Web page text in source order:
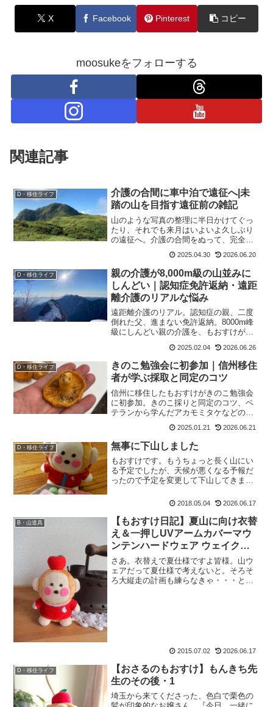
X Facebook Pinterest コピー
moosukeをフォローする
関連記事
D・移住ライフ
介護の合間に車中泊で遠征へ|未
踏の山を目指す遠征前の雑記
山のような写真の整理に半日かけてぐっ
たり、それでも来月はいよいよ久しぶり
の遠征へ。介護の合間をぬって、完全車
目指します。遠征前のワクワクと、新し
い山道具Trytrailのデビュー予告を綴る雑
記です。
2025.04.30 2026.06.20
D・移住ライフ
親の介護が8,000m級の山並みに
しんどい｜認知症免許返納・遠距
離介護のリアルな悩み
遠距離介護のリアル。認知症の親、二度
倒れた父、進まない免許返納。8000m峰
級にしんどい親の介護を、もおすけが手
悩みを持つ方へ。 2025.02.04 2026.06.26
D・移住ライフ
きのこ勉強会に初参加｜信州移住
者が学ぶ採取と同定のコツ
信州に移住したもおすけがきのこ勉強会
に初参加。きのこ採りと同定のコツ、ベ
テランから学んだアカモミタケなどの見
者目線でレポートします。
2025.01.21 2026.06.21
D・移住ライフ 無事に下山しました
もおすけです。もうちょっと長く山にい
る予定でしたが、天候が悪くなる予報だ
ったので予定を変更して下山してきまし
さでした。しんどかったー。で、明日も
う寝ます。もやすみー。
2018.05.04 2026.06.17
B・山道具
【もおすけ日記】夏山に向け衣替
え＆一押しUVアームカバーマウ
ンテンハードウェア ウェイクー
ルアームズ
さあ。衣替えで夏仕様ですよ皆様。山ウ
ェアだって夏仕様で考えないと。そろそ
ろ大縦走の計画も練らなきゃ・・・と思
2015.07.02 2026.06.17
D・移住ライフ
【おさるのもおすけ】もんきち先
生のその後・1
埼玉から来てくださった、色白で栗色の